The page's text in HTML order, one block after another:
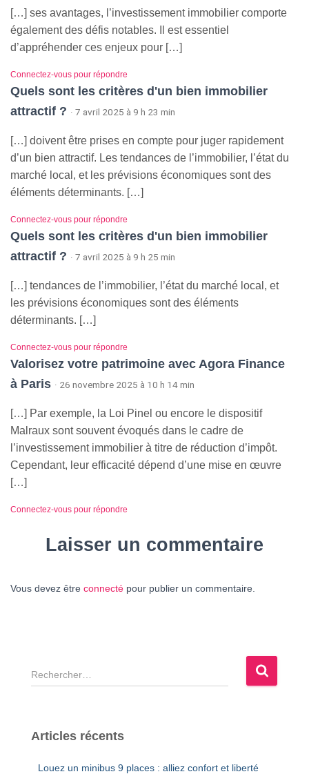
[…] ses avantages, l’investissement immobilier comporte
également des défis notables. Il est essentiel
d’appréhender ces enjeux pour […]
Connectez-vous pour répondre
Quels sont les critères d'un bien immobilier
attractif ? · 7 avril 2025 à 9 h 23 min
[…] doivent être prises en compte pour juger rapidement
d’un bien attractif. Les tendances de l’immobilier, l’état du
marché local, et les prévisions économiques sont des
éléments déterminants. […]
Connectez-vous pour répondre
Quels sont les critères d'un bien immobilier
attractif ? · 7 avril 2025 à 9 h 25 min
[…] tendances de l’immobilier, l’état du marché local, et
les prévisions économiques sont des éléments
déterminants. […]
Connectez-vous pour répondre
Valorisez votre patrimoine avec Agora Finance
à Paris · 26 novembre 2025 à 10 h 14 min
[…] Par exemple, la Loi Pinel ou encore le dispositif
Malraux sont souvent évoqués dans le cadre de
l’investissement immobilier à titre de réduction d’impôt.
Cependant, leur efficacité dépend d’une mise en œuvre
[…]
Connectez-vous pour répondre
Laisser un commentaire
Vous devez être connecté pour publier un commentaire.
R
e
e
Articles récents
Louez un minibus 9 places : alliez confort et liberté